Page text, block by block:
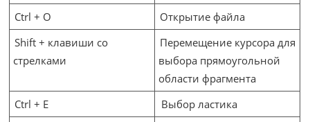
Ctrl + O
Открытие файла
Shift + клавиши со
стрелками
Перемещение курсора для
выбора прямоугольной
области фрагмента
Ctrl + E
Выбор ластика